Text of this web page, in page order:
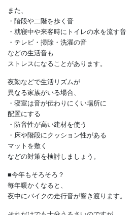
■室内
ピアノやゲームなどのために
防音性を高めたい場合は、
専用の防音室を検討しましょう。
間取りを決めるときは、
窓を設けず家の中央寄りにすると、
より安心です。
また、
・階段や二階を歩く音
・就寝中や来客時にトイレの水を流す音
などの生活音も
ストレスになることがあります。